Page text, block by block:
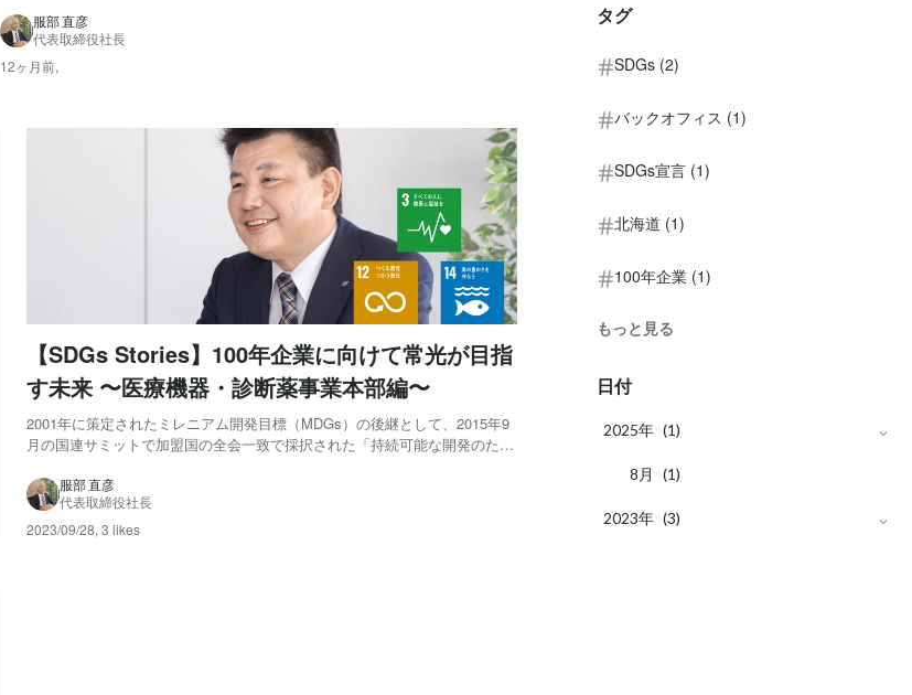
気づき、そして組織に起きた前向きな変化とは...
服部 直彦
代表取締役社長
12ヶ月前,
【SDGs Stories】100年企業に向けて常光が目指
す未来 〜医療機器・診断薬事業本部編〜
2001年に策定されたミレニアム開発目標（MDGs）の後継として、2015年9
月の国連サミットで加盟国の全会一致で採択された「持続可能な開発のため
目標として、17のゴール・169のターゲットから構成され、地球上の「誰一
人取り残さない（le...
服部 直彦
代表取締役社長
2023/09/28, 3 likes
タグ
SDGs (2)
バックオフィス (1)
SDGs宣言 (1)
北海道 (1)
100年企業 (1)
もっと見る
日付
2025年 (1)
8 月 (1)
2023年 (3)